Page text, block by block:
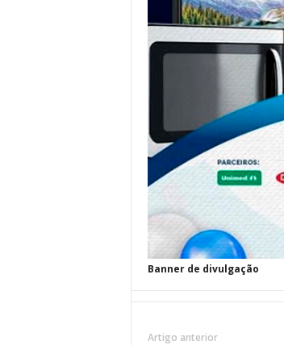
Banner de divulgação
Artigo anterior